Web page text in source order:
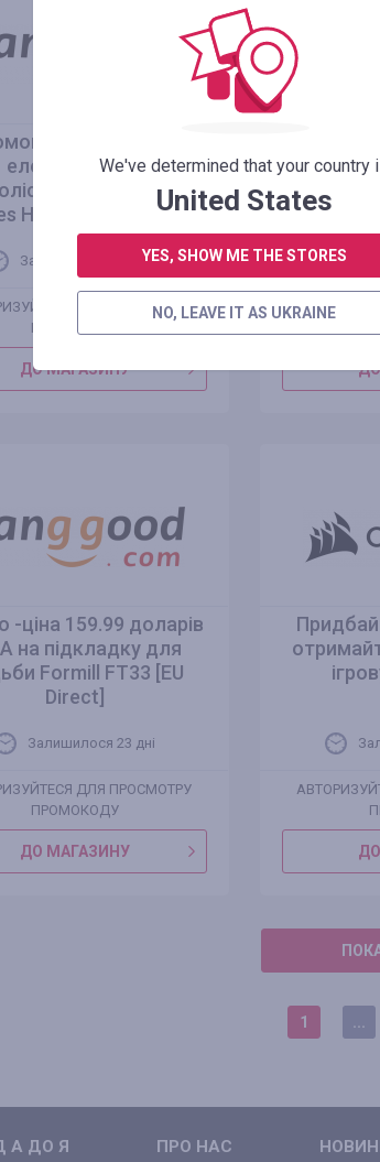
$2429.99 на
електричному
велосипеді
HD ET1 [EU DIRECT]
Залишилося 1 місяць
ДЛЯ ПРОСМОТРУ
ПРОМОКОДУ
ДО МАГАЗИНУ
США на
-ціна 159.99 доларів
на підкладку для
Formill FT33 [EU
Direct]
Залишилося 23 днi
ДЛЯ ПРОСМОТРУ
ПРОМОКОДУ
ДО МАГАЗИНУ
1
А ДО Я ПРО НАС
We've determined that your country
United States
YES, SHOW ME THE STORES
NO, LEAVE IT AS UKRAINE